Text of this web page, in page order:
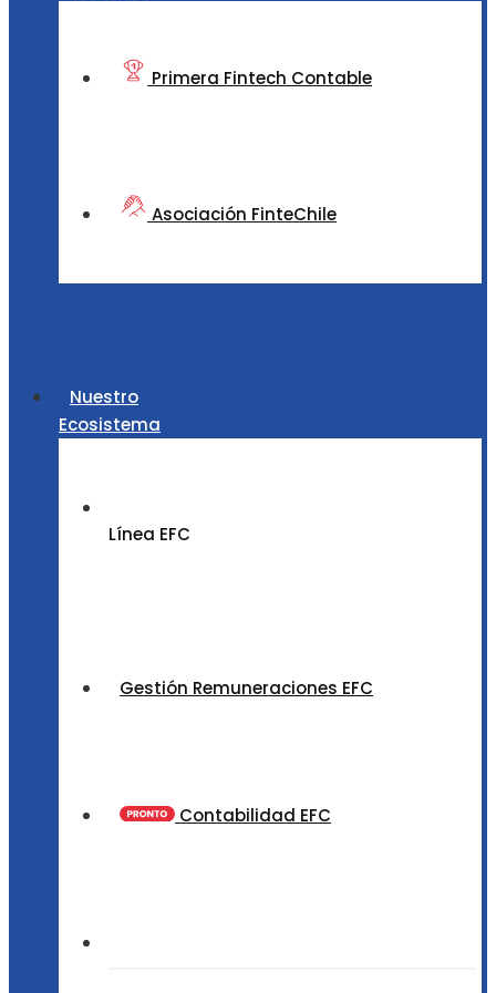
Primera Fintech Contable
Asociación FinteChile
Nuestro
Ecosistema
Línea EFC
Gestión Remuneraciones EFC
Contabilidad EFC